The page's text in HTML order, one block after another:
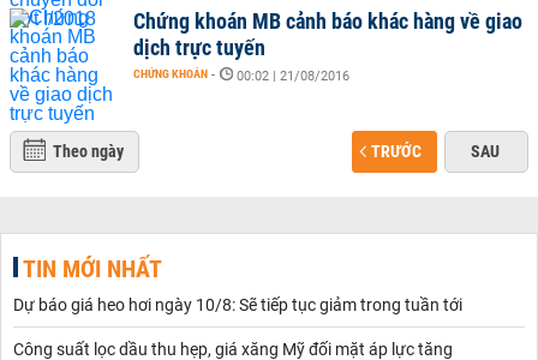
Chứng khoán MB cảnh báo khác hàng về giao
dịch trực tuyến
CHỨNG KHOÁN - 00:02 | 21/08/2016
Theo ngày TRƯỚC SAU
TIN MỚI NHẤT
Dự báo giá heo hơi ngày 10/8: Sẽ tiếp tục giảm trong tuần tới
Công suất lọc dầu thu hẹp, giá xăng Mỹ đối mặt áp lực tăng